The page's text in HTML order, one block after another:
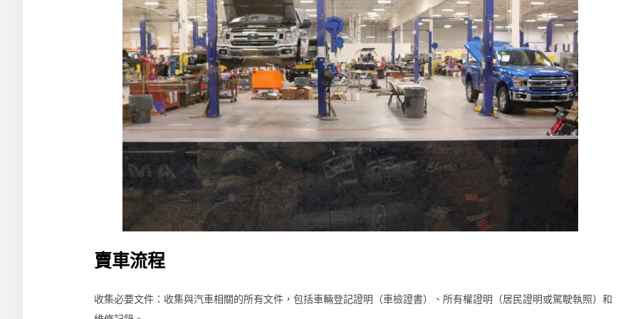
賣車流程
收集必要文件：收集與汽車相關的所有文件，包括車輛登記證明（車檢證書）、所有權證明（居民證明或駕駛執照）和